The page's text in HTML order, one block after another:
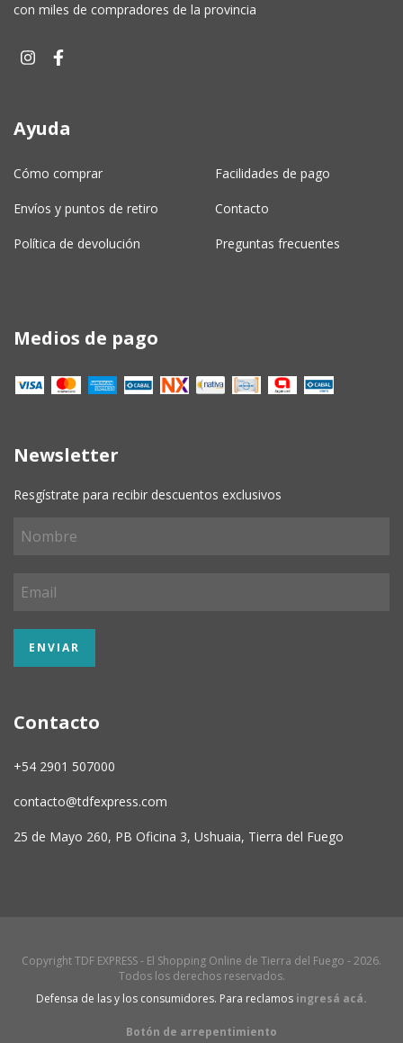
con miles de compradores de la provincia
Ayuda
Cómo comprar Facilidades de pago
Envíos y puntos de retiro Contacto
Política de devolución Preguntas frecuentes
Medios de pago
Newsletter
Resgístrate para recibir descuentos exclusivos
Contacto
+54 2901 507000
contacto@tdfexpress.com
25 de Mayo 260, PB Oficina 3, Ushuaia, Tierra del Fuego
Copyright TDF EXPRESS - El Shopping Online de Tierra del Fuego - 2026.
Todos los derechos reservados.
Defensa de las y los consumidores. Para reclamos ingresá acá.
Botón de arrepentimiento